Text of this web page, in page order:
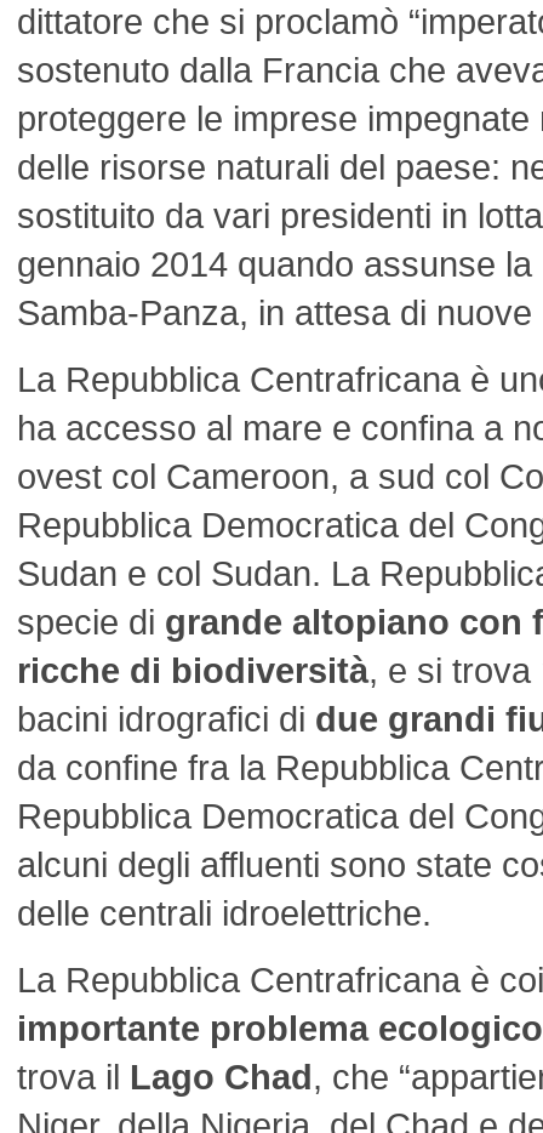
dittatore che si proclamò
sostenuto dalla Francia che
proteggere le imprese
delle risorse naturali del paese:
sostituito da vari presidenti in
gennaio 2014 quando assunse
Samba-Panza, in attesa di nuove
La Repubblica Centrafricana è
ha accesso al mare e confina a
ovest col Cameroon, a sud col
Repubblica Democratica del
Sudan e col Sudan. La
specie di grande altopiano con
ricche di biodiversità, e si trova
bacini idrografici di due grandi
da confine fra la Repubblica
Repubblica Democratica del
alcuni degli affluenti sono state
delle centrali idroelettriche.
La Repubblica Centrafricana è
importante problema ecologico
trova il Lago Chad, che